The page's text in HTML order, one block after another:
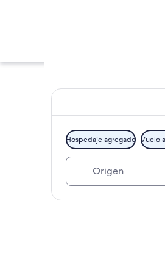
Hospedaje agregado Vuelo